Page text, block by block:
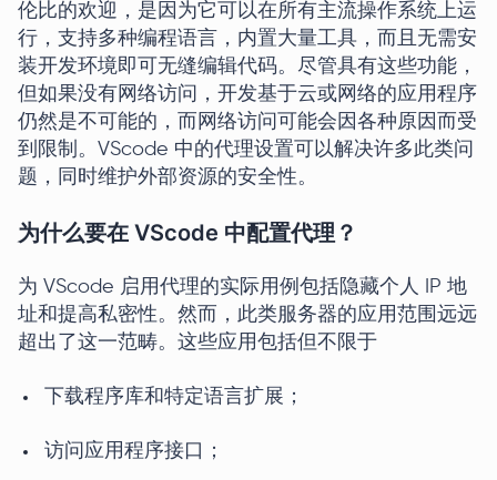
伦比的欢迎，是因为它可以在所有主流操作系统上运
行，支持多种编程语言，内置大量工具，而且无需安
装开发环境即可无缝编辑代码。尽管具有这些功能，
但如果没有网络访问，开发基于云或网络的应用程序
仍然是不可能的，而网络访问可能会因各种原因而受
到限制。VScode 中的代理设置可以解决许多此类问
题，同时维护外部资源的安全性。
为什么要在 VScode 中配置代理？
为 VScode 启用代理的实际用例包括隐藏个人 IP 地
址和提高私密性。然而，此类服务器的应用范围远远
超出了这一范畴。这些应用包括但不限于
下载程序库和特定语言扩展；
访问应用程序接口；